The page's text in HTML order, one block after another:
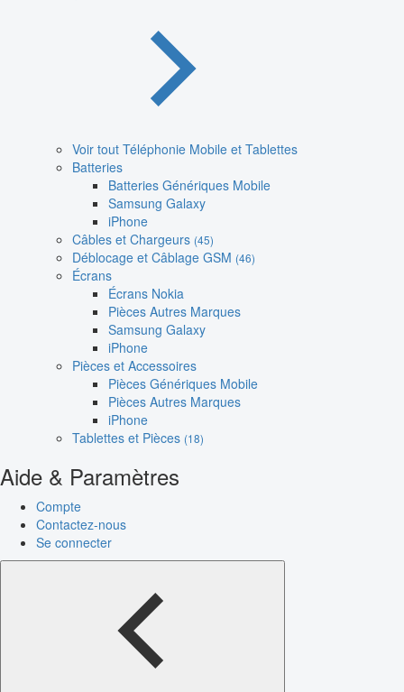
Voir tout Téléphonie Mobile et Tablettes
Batteries
Batteries Génériques Mobile
Samsung Galaxy
iPhone
Câbles et Chargeurs (45)
Déblocage et Câblage GSM (46)
Écrans
Écrans Nokia
Pièces Autres Marques
Samsung Galaxy
iPhone
Pièces et Accessoires
Pièces Génériques Mobile
Pièces Autres Marques
iPhone
Tablettes et Pièces (18)
Aide & Paramètres
Compte
Contactez-nous
Se connecter